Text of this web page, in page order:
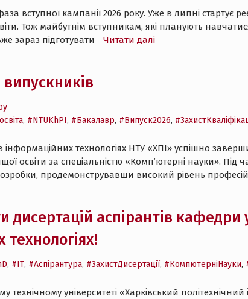
вступної кампанії 2026 року. Уже в липні стартує
Тож майбутнім вступникам, які планують
зараз підготувати
Читати далі
, #NTUKhPI, #Бакалавр, #Випуск2026,
технологіях НТУ «ХПІ» успішно
освіти за спеціальністю «Комп’ютерні науки». Під
продемонструвавши високий рівень
дисертацій аспірантів
, #ІТ, #Аспірантура, #ЗахистДисертації, #КомпютерніНауки,
університеті «Харківський політехнічний